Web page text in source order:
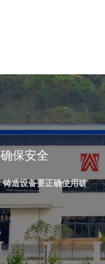
保安全
铸造设备要正确使用确保